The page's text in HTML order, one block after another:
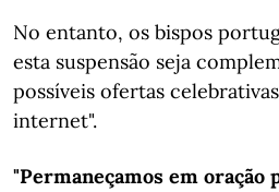
No entanto, os bispos
esta suspensão seja
possíveis ofertas
internet".
"Permaneçamos em oração